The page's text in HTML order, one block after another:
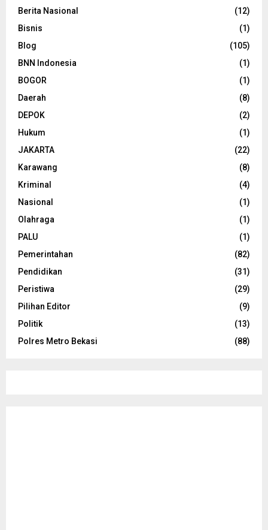
Berita Nasional
(12)
Bisnis
(1)
Blog
(105)
BNN Indonesia
(1)
BOGOR
(1)
Daerah
(8)
DEPOK
(2)
Hukum
(1)
JAKARTA
(22)
Karawang
(8)
Kriminal
(4)
Nasional
(1)
Olahraga
(1)
PALU
(1)
Pemerintahan
(82)
Pendidikan
(31)
Peristiwa
(29)
Pilihan Editor
(9)
Politik
(13)
Polres Metro Bekasi
(88)